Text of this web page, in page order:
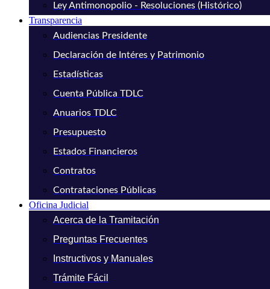
Ley Antimonopolio - Resoluciones (Histórico)
Transparencia
Audiencias Presidente
Declaración de Intéres y Patrimonio
Estadísticas
Cuenta Pública TDLC
Anuarios TDLC
Presupuesto
Estados Financieros
Contratos
Contrataciones Públicas
Oficina Judicial
Acerca de la Tramitación
Preguntas Frecuentes
Instructivos y Manuales
Trámite Fácil